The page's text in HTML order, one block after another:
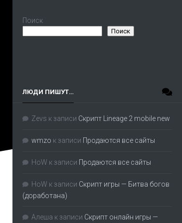
Поиск
Поиск
ЛЮДИ ПИШУТ…
Zevs к записи Скрипт Lineage 2 mobile new
wmzo к записи Продаются все сайты
HoW к записи Продаются все сайты
HoW к записи Скрипт игры — Битва богов
(доработана)
Алеша к записи Скрипт онлайн игры —